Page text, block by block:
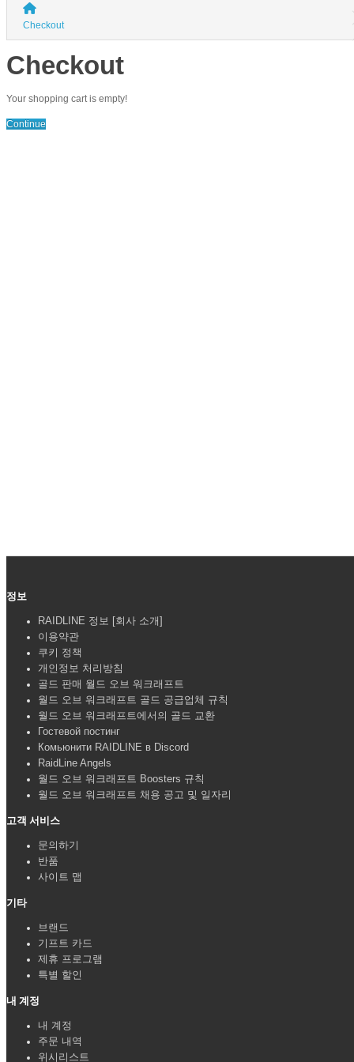
Checkout
Checkout
Your shopping cart is empty!
Continue
정보
RAIDLINE 정보 [회사 소개]
이용약관
쿠키 정책
개인정보 처리방침
골드 판매 월드 오브 워크래프트
월드 오브 워크래프트 골드 공급업체 규칙
월드 오브 워크래프트에서의 골드 교환
Гостевой постинг
Комьюнити RAIDLINE в Discord
RaidLine Angels
월드 오브 워크래프트 Boosters 규칙
월드 오브 워크래프트 채용 공고 및 일자리
고객 서비스
문의하기
반품
사이트 맵
기타
브랜드
기프트 카드
제휴 프로그램
특별 할인
내 계정
내 계정
주문 내역
위시리스트